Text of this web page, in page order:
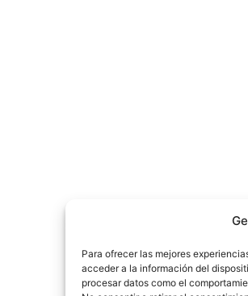
Para ofrecer las mejores
acceder a la información del
procesar datos como el